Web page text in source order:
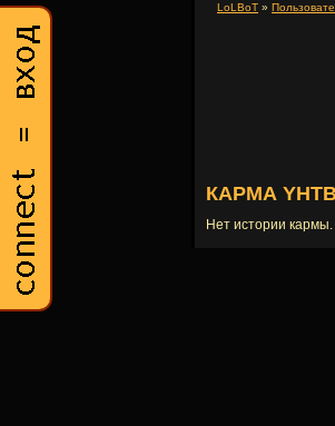
LoLBoT »
КАРМА
Нет истории кармы.